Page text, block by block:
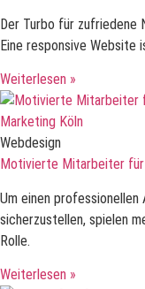
Der Turbo für zufriedene
Eine responsive Website
Weiterlesen »
Webdesign
Motivierte Mitarbeiter
Um einen
sicherzustellen, spielen
Rolle.
Weiterlesen »